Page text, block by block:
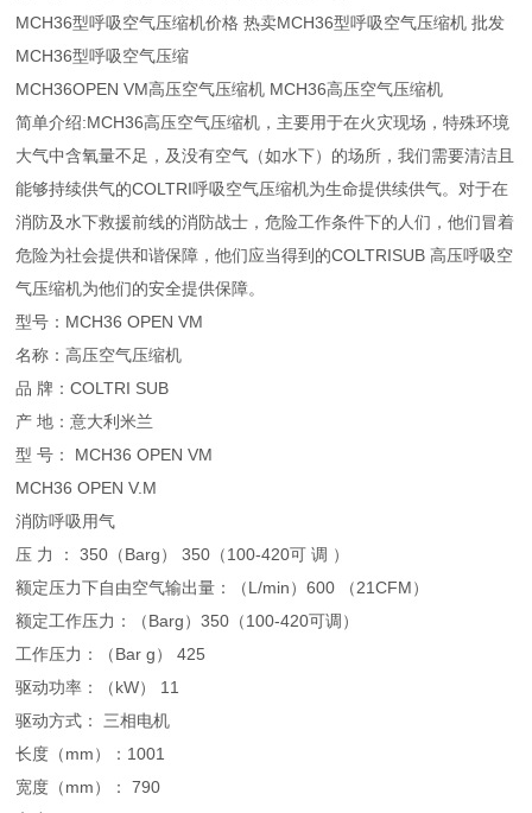
MCH36型呼吸空气压缩机价格 热卖MCH36型呼吸空气压缩机 批发
MCH36型呼吸空气压缩
MCH36OPEN VM高压空气压缩机 MCH36高压空气压缩机
简单介绍:MCH36高压空气压缩机，主要用于在火灾现场，特殊环境
大气中含氧量不足，及没有空气（如水下）的场所，我们需要清洁且
能够持续供气的COLTRI呼吸空气压缩机为生命提供续供气。对于在
消防及水下救援前线的消防战士，危险工作条件下的人们，他们冒着
危险为社会提供和谐保障，他们应当得到的COLTRISUB 高压呼吸空
气压缩机为他们的安全提供保障。
型号：MCH36 OPEN VM
名称：高压空气压缩机
品 牌：COLTRI SUB
产 地：意大利米兰
型 号： MCH36 OPEN VM
MCH36 OPEN V.M
消防呼吸用气
压 力 ： 350（Barg） 350（100-420可 调 ）
额定压力下自由空气输出量：（L/min）600 （21CFM）
额定工作压力：（Barg）350（100-420可调）
工作压力：（Bar g） 425
驱动功率：（kW） 11
驱动方式： 三相电机
长度（mm）：1001
宽度（mm）： 790